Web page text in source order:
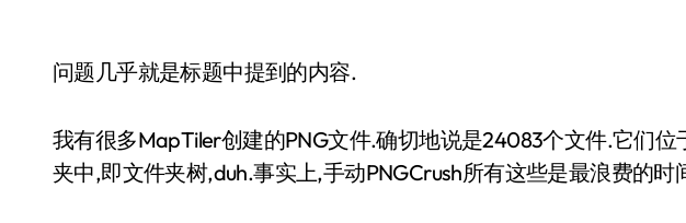
问题几乎就是标题中提到的内容.
我有很多MapTiler创建的PNG文件.确切地说是24083个文件.它们
夹中,即文件夹树,duh.事实上,手动PNGCrush所有这些是最浪费的时